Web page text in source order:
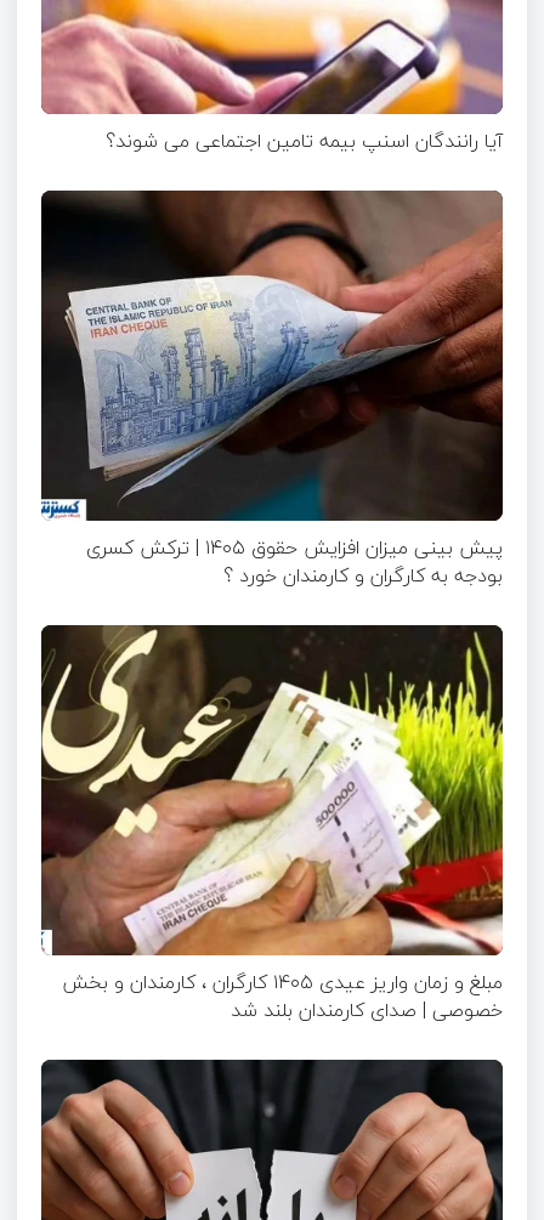
آیا رانندگان اسنپ بیمه تامین اجتماعی می شوند؟
پیش بینی میزان افزایش حقوق ۱۴۰۵ | ترکش کسری
بودجه به کارگران و کارمندان خورد ؟
مبلغ و زمان واریز عیدی ۱۴۰۵ کارگران ، کارمندان و بخش
خصوصی | صدای کارمندان بلند شد